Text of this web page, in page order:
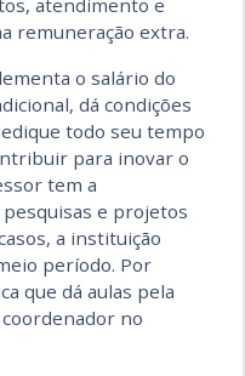
remuneração extra.
o salário do
dá condições
todo seu tempo
para inovar o
tem a
e projetos
a instituição
período. Por
que dá aulas pela
no